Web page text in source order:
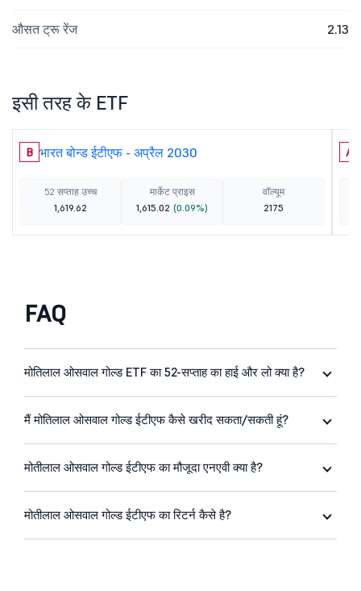
औसत ट्रू रेंज 2.13
इसी तरह के ETF
B भारत बोन्ड ईटीएफ - अप्रैल 2030
52 सप्ताह उच्च
1,619.62
मार्केट प्राइस
1,615.02 (0.09%)
वॉल्यूम
2175
A
FAQ
मोतिलाल ओसवाल गोल्ड ETF का 52-सप्ताह का हाई और लो क्या है?
मैं मोतिलाल ओसवाल गोल्ड ईटीएफ कैसे खरीद सकता/सकती हूं?
मोतीलाल ओसवाल गोल्ड ईटीएफ का मौजूदा एनएवी क्या है?
मोतीलाल ओसवाल गोल्ड ईटीएफ का रिटर्न कैसे है?